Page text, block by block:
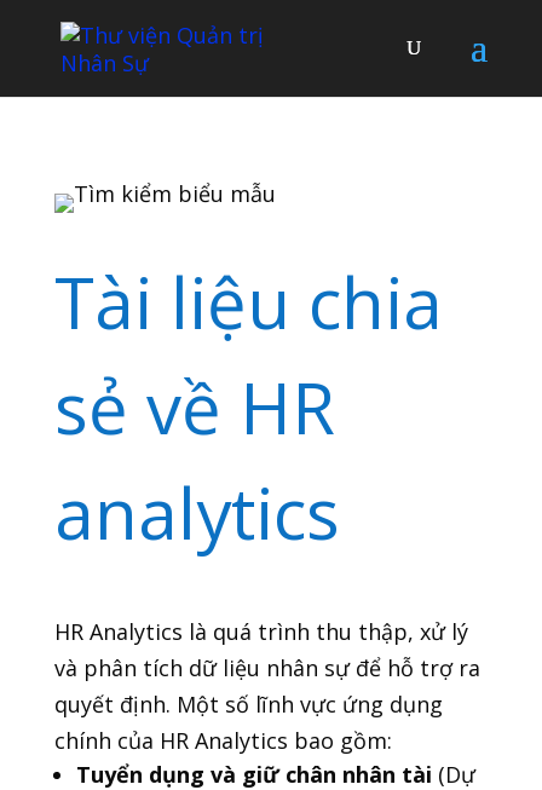
Tài liệu chia
sẻ về HR
analytics
HR Analytics là quá trình thu thập, xử lý
và phân tích dữ liệu nhân sự để hỗ trợ ra
quyết định. Một số lĩnh vực ứng dụng
chính của HR Analytics bao gồm:
Tuyển dụng và giữ chân nhân tài (Dự